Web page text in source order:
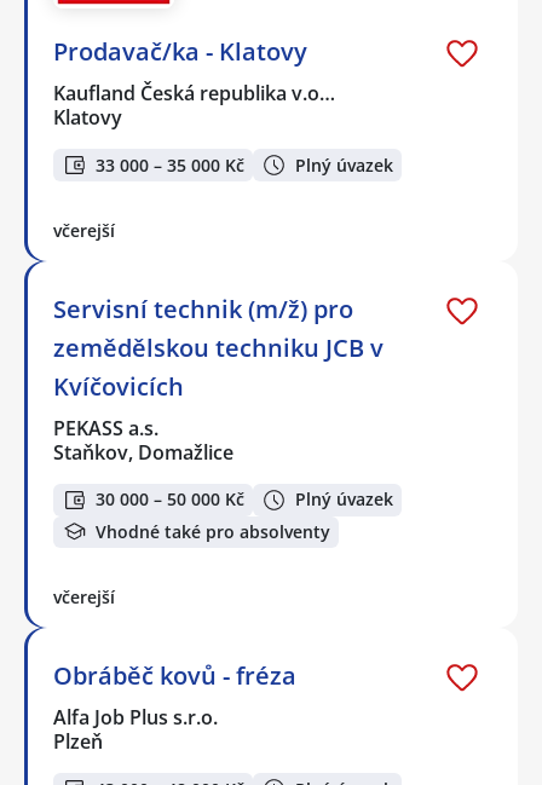
Prodavač/ka - Klatovy
Kaufland Česká republika v.o…
Klatovy
33 000 – 35 000 Kč Plný úvazek
včerejší
Servisní technik (m/ž) pro
zemědělskou techniku JCB v
Kvíčovicích
PEKASS a.s.
Staňkov, Domažlice
30 000 – 50 000 Kč
Plný úvazek
Vhodné také pro absolventy
včerejší
Obráběč kovů - fréza
Alfa Job Plus s.r.o.
Plzeň